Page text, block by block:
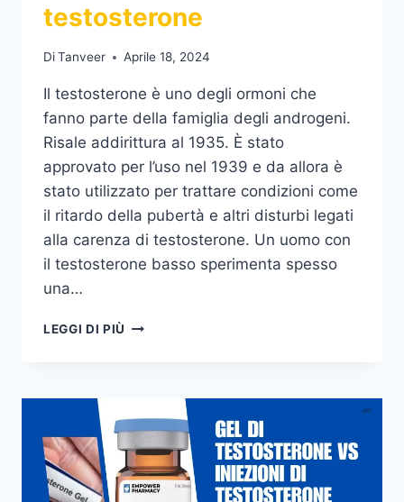
testosterone
DiTanveer Aprile 18, 2024
Il testosterone è uno degli ormoni che
fanno parte della famiglia degli androgeni.
Risale addirittura al 1935. È stato
approvato per l’uso nel 1939 e da allora è
stato utilizzato per trattare condizioni come
il ritardo della pubertà e altri disturbi legati
alla carenza di testosterone. Un uomo con
il testosterone basso sperimenta spesso
una…
LEGGI DI PIÙ BENEFICI
TESTOSTERONE